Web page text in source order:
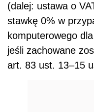
(dalej: ustawa o
stawkę 0% w
komputerowego
jeśli zachowane
art. 83 ust. 13–15